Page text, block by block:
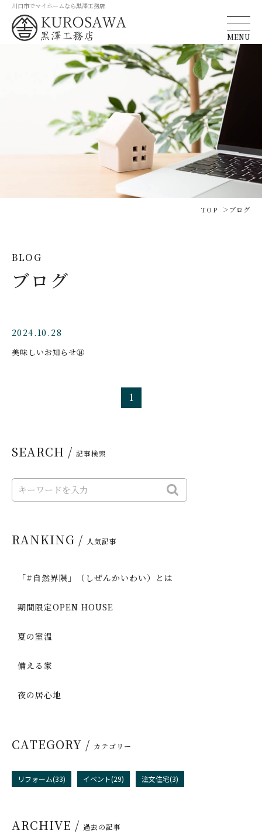
川口市でマイホームなら黒澤工務店
MENU
TOP ブログ
BLOG
ブログ
2024.10.28
美味しいお知らせ⑭
1
SEARCH / 記事検索
RANKING / 人気記事
「#自然界隈」（しぜんかいわい）とは
期間限定OPEN HOUSE
夏の室温
備える家
夜の居心地
CATEGORY / カテゴリー
リフォーム(33) イベント(29) 注文住宅(3)
ARCHIVE / 過去の記事